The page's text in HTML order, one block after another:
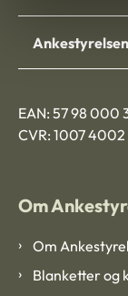
EAN: 57 98 000
CVR: 1007 4002
Om
Om
Blanketter og